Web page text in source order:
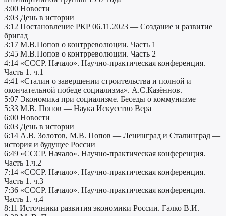
3:00 Новости
3:03 День в истории
3:12 Постановление РКР 06.11.2023 — Создание и развитие
бригад
3:17 М.В.Попов о контрреволюции. Часть 1
3:45 М.В.Попов о контрреволюции. Часть 2
4:14 «СССР. Начало». Научно-практическая конференция.
Часть 1. ч.1
4:41 «Сталин о завершении строительства и полной и
окончательной победе социализма». А.С.Казённов.
5:07 Экономика при социализме. Беседы о коммунизме
5:33 М.В. Попов — Наука Искусство Вера
6:00 Новости
6:03 День в истории
6:14 А.В. Золотов, М.В. Попов — Ленинград и Сталинград —
история и будущее России
6:49 «СССР. Начало». Научно-практическая конференция.
Часть 1.ч.2
7:14 «СССР. Начало». Научно-практическая конференция.
Часть 1. ч.3
7:36 «СССР. Начало». Научно-практическая конференция.
Часть 1. ч.4
8:11 Источники развития экономики России. Галко В.И.